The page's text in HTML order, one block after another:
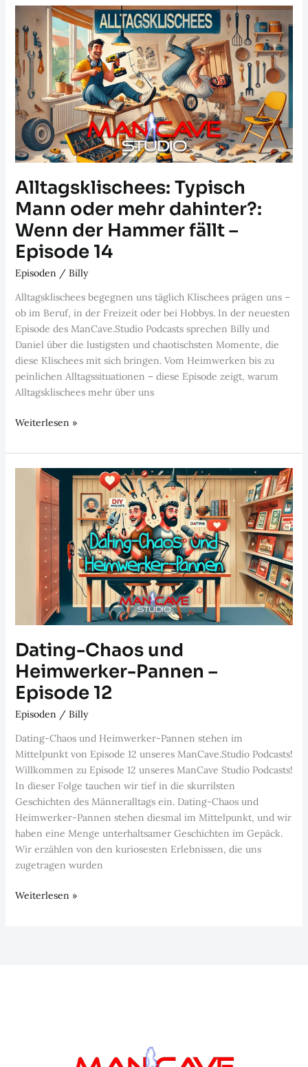
neues
Jahr,
neue
Ideen
Alltagsklischees: Typisch
Mann oder mehr dahinter?:
Wenn der Hammer fällt –
Episode 14
Episoden / Billy
Alltagsklischees begegnen uns täglich Klischees prägen uns –
ob im Beruf, in der Freizeit oder bei Hobbys. In der neuesten
Episode des ManCave.Studio Podcasts sprechen Billy und
Daniel über die lustigsten und chaotischsten Momente, die
diese Klischees mit sich bringen. Vom Heimwerken bis zu
peinlichen Alltagssituationen – diese Episode zeigt, warum
Alltagsklischees mehr über uns
Alltagsklischees:
Mann
oder
dahinter?:
Hammer
Episode
Weiterlesen »
Dating-Chaos und
Heimwerker-Pannen –
Episode 12
Episoden / Billy
Dating-Chaos und Heimwerker-Pannen stehen im
Mittelpunkt von Episode 12 unseres ManCave.Studio Podcasts!
Willkommen zu Episode 12 unseres ManCave Studio Podcasts!
In dieser Folge tauchen wir tief in die skurrilsten
Geschichten des Männeralltags ein. Dating-Chaos und
Heimwerker-Pannen stehen diesmal im Mittelpunkt, und wir
haben eine Menge unterhaltsamer Geschichten im Gepäck.
Wir erzählen von den kuriosesten Erlebnissen, die uns
zugetragen wurden
Dating-
Weiterlesen »